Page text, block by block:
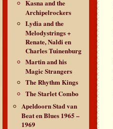
Kasna and the
Archipelrockers
Lydia and the
Melodystrings +
Renate, Naldi en
Charles Tuinenburg
Martin and his
Magic Strangers
The Rhythm Kings
The Starlet Combo
Apeldoorn Stad van
Beat en Blues 1965 –
1969